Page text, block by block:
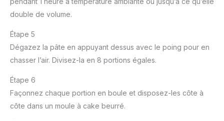
double de volume.
Étape 5
Dégazez la pâte en appuyant dessus avec le poing pour en
chasser l’air. Divisez-la en 8 portions égales.
Étape 6
Façonnez chaque portion en boule et disposez-les côte à
côte dans un moule à cake beurré.